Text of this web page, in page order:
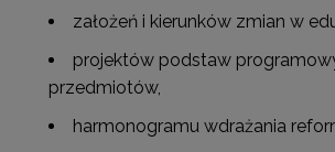
założeń i kierunków zmian w
projektów podstaw
przedmiotów,
harmonogramu wdrażania